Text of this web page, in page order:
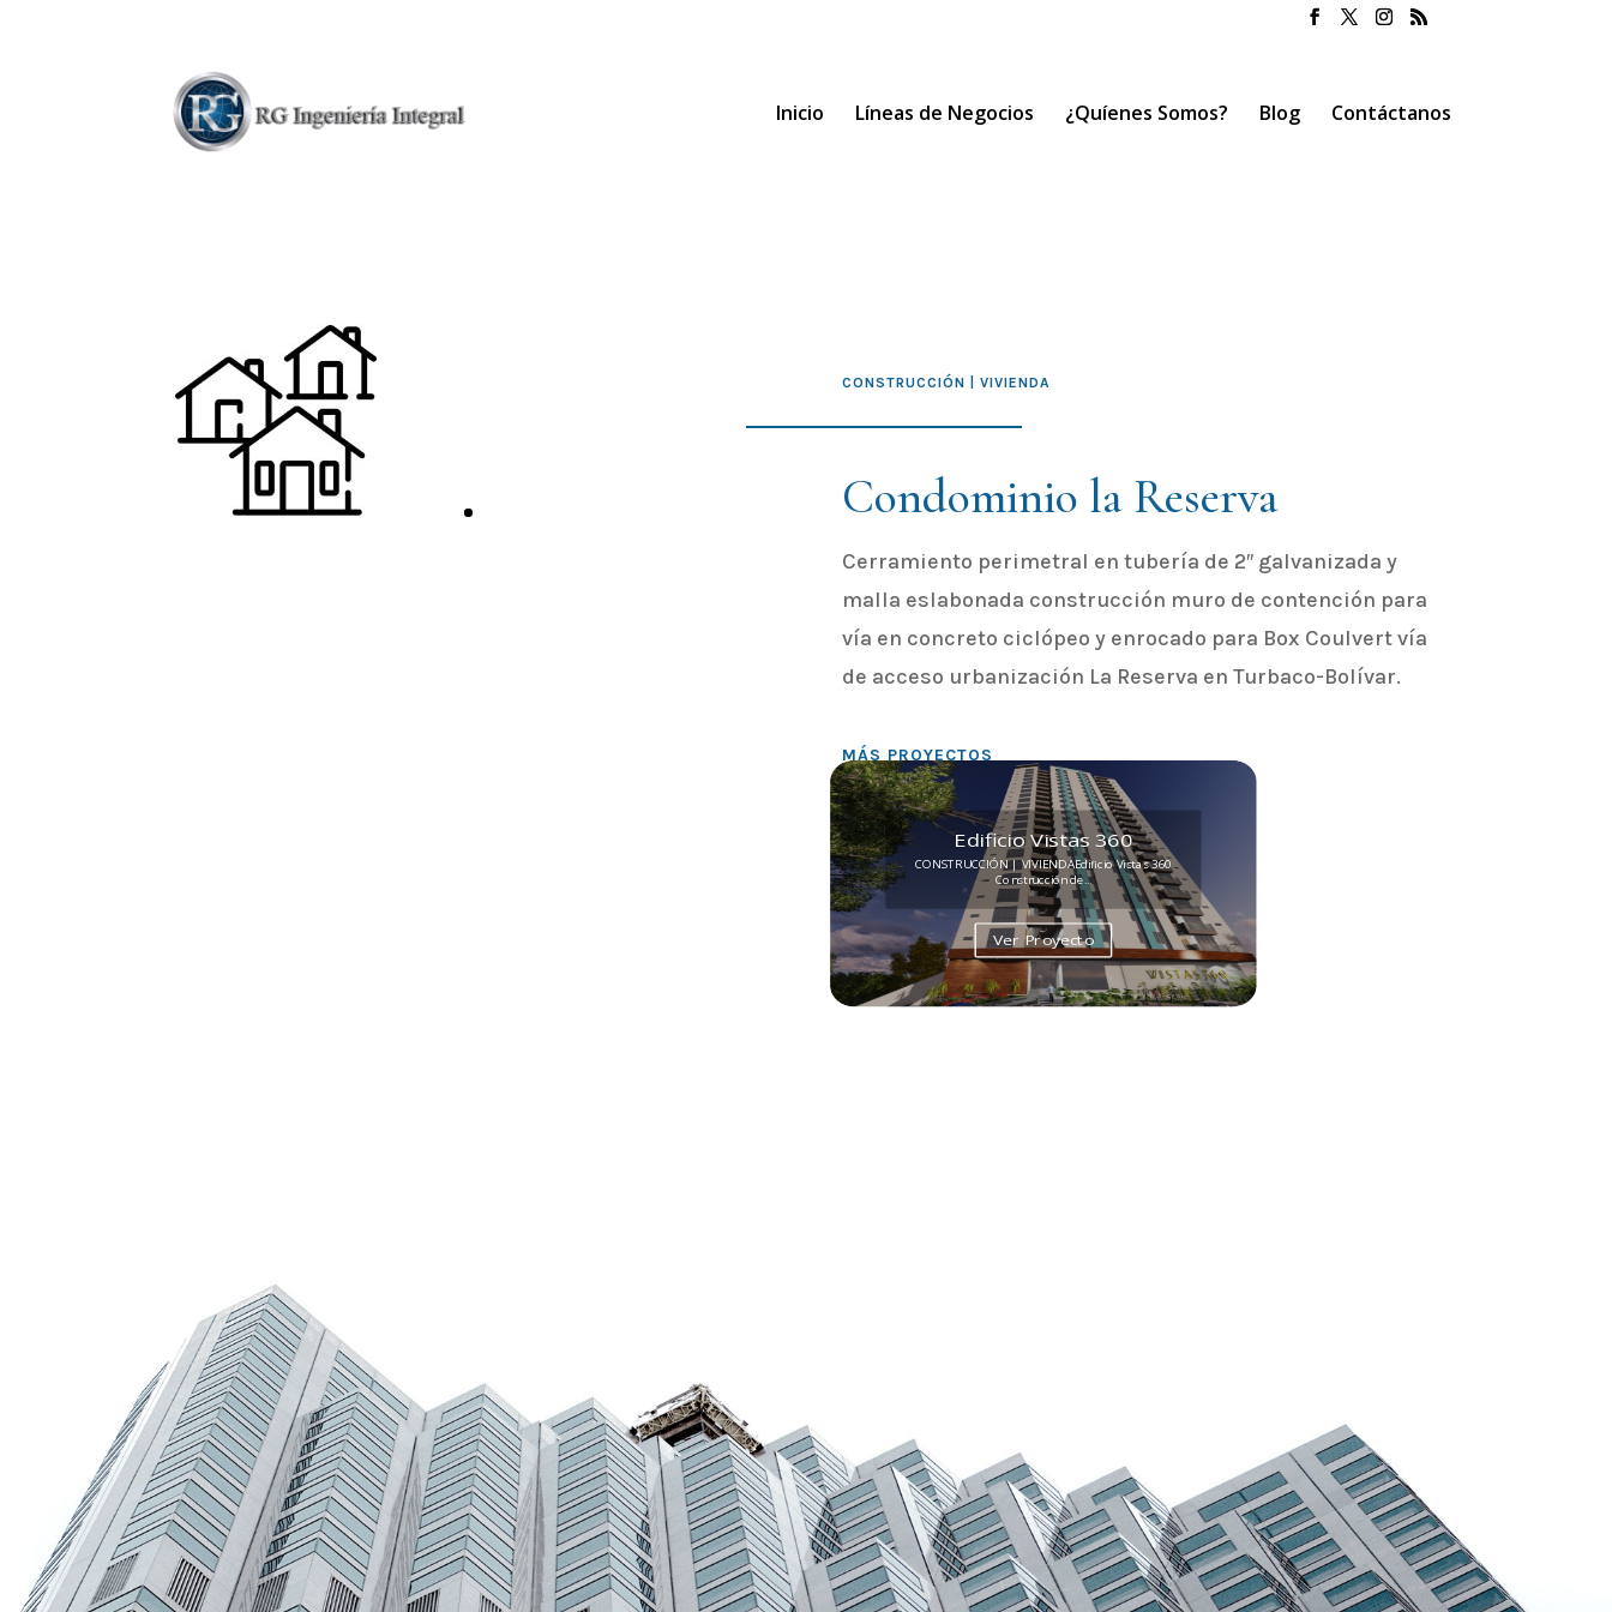
Inicio Líneas de Negocios ¿Quíenes Somos? Blog Contáctanos
CONSTRUCCIÓN | VIVIENDA
Condominio la Reserva
Cerramiento perimetral en tubería de 2″ galvanizada y
malla eslabonada construcción muro de contención para
vía en concreto ciclópeo y enrocado para Box Coulvert vía
de acceso urbanización La Reserva en Turbaco-Bolívar.
MÁS PROYECTOS
Edificio Vistas 360
CONSTRUCCIÓN | VIVIENDAEdificio Vistas 360
Construcción de...
Ver Proyecto